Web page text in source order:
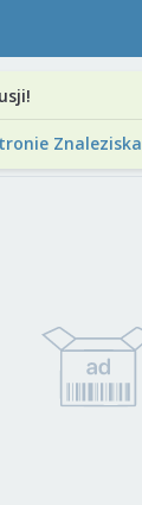
Znaleziska